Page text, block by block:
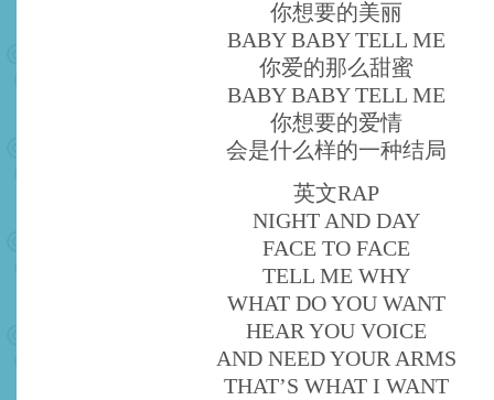
你想要的美丽
BABY BABY TELL ME
你爱的那么甜蜜
BABY BABY TELL ME
你想要的爱情
会是什么样的一种结局
英文RAP
NIGHT AND DAY
FACE TO FACE
TELL ME WHY
WHAT DO YOU WANT
HEAR YOU VOICE
AND NEED YOUR ARMS
THAT’S WHAT I WANT